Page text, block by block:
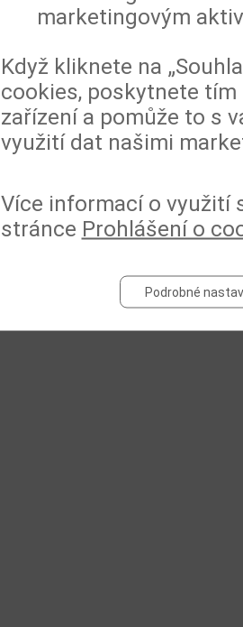
marketingovým
Když kliknete na
cookies, poskytnete
zařízení a pomůže to s
využití dat našimi
Více informací o využití
stránce Prohlášení o
Podrobné